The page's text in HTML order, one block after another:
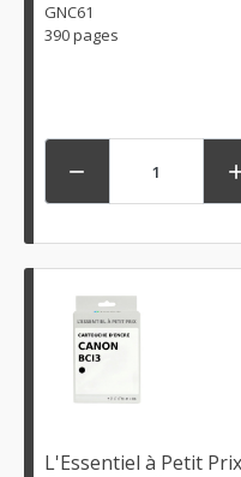
GNC61
390 pages

L'Essentiel à Petit Prix